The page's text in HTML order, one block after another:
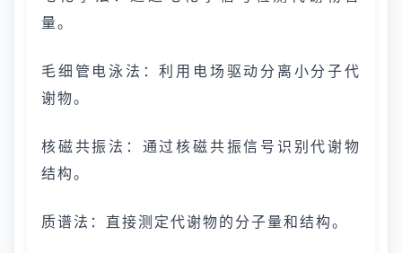
量。
毛细管电泳法：利用电场驱动分离小分子代
谢物。
核磁共振法：通过核磁共振信号识别代谢物
结构。
质谱法：直接测定代谢物的分子量和结构。